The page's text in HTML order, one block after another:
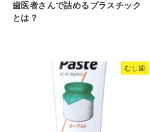
歯医者さんで詰めるプラスチック
とは？
むし歯